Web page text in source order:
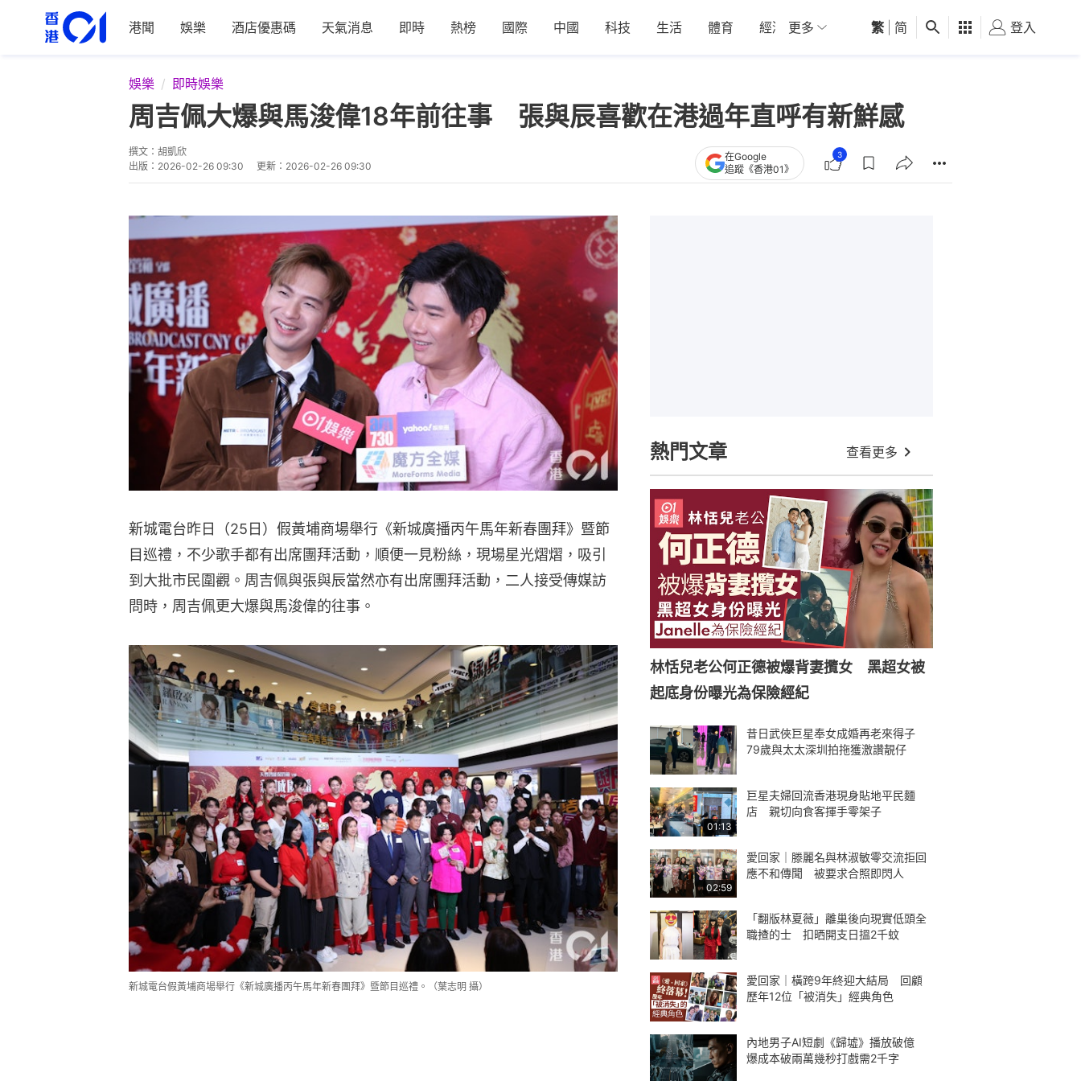
港聞 娛樂 酒店優惠碼 天氣消息 即時 熱榜 國際 中國 科技 生活 體育 經濟 01深圳 觀點 健康 好食玩飛
更多 繁 简 登入
娛樂 即時娛樂
周吉佩大爆與馬浚偉18年前往事 張與辰喜歡在港過年直呼有新鮮感
撰文： 胡凱欣
出版： 2026-02-26 09:30 更新： 2026-02-26 09:30
在Google
追蹤《香港01》
3
新城電台昨日（25日）假黃埔商場舉行《新城廣播丙午馬年新春團拜》暨節
目巡禮，不少歌手都有出席團拜活動，順便一見粉絲，現場星光熠熠，吸引
到大批市民圍觀。周吉佩與張與辰當然亦有出席團拜活動，二人接受傳媒訪
問時，周吉佩更大爆與馬浚偉的往事。
新城電台假黃埔商場舉行《新城廣播丙午馬年新春團拜》暨節目巡禮。（葉志明 攝）
熱門文章 查看更多
林恬兒老公何正德被爆背妻攬女 黑超女被
起底身份曝光為保險經紀
昔日武俠巨星奉女成婚再老來得子
79歲與太太深圳拍拖獲激讚靚仔
01:13
巨星夫婦回流香港現身貼地平民麵
店 親切向食客揮手零架子
02:59
愛回家｜滕麗名與林淑敏零交流拒回
應不和傳聞 被要求合照即閃人
「翻版林夏薇」離巢後向現實低頭全
職揸的士 扣晒開支日搵2千蚊
愛回家｜橫跨9年終迎大結局 回顧
歷年12位「被消失」經典角色
內地男子AI短劇《歸墟》播放破億
爆成本破兩萬幾秒打戲需2千字